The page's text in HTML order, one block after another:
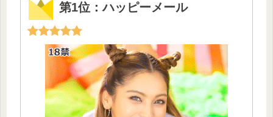
第1位：ハッピーメール